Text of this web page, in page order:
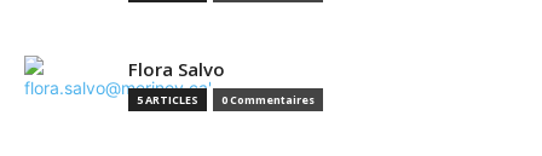
Flora Salvo
5 ARTICLES 0 Commentaires